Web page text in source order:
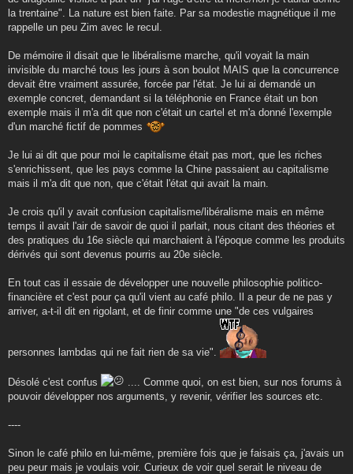
la trentaine". La nature est bien faite. Par sa modestie magnétique il me
rappelle un peu Zim avec le recul.
De mémoire il disait que le libéralisme marche, qu'il voyait la main
invisible du marché tous les jours à son boulot MAIS que la concurrence
devait être vraiment assurée, forcée par l'état. Je lui ai demandé un
exemple concret, demandant si la téléphonie en France était un bon
exemple mais il m'a dit que non c'était un cartel et m'a donné l'exemple
d'un marché fictif de pommes
Je lui ai dit que pour moi le capitalisme était pas mort, que les riches
s'enrichissent, que les pays comme la Chine passaient au capitalisme
mais il m'a dit que non, que c'était l'état qui avait la main.
Je crois qu'il y avait confusion capitalisme/libéralisme mais en même
temps il avait l'air de savoir de quoi il parlait, nous citant des théories et
des pratiques du 16e siècle qui marchaient à l'époque comme les produits
dérivés qui sont devenus pourris au 20e siècle.
En tout cas il essaie de développer une nouvelle philosophie politico-
financière et c'est pour ça qu'il vient au café philo. Il a peur de ne pas y
arriver, a-t-il dit en rigolant, et de finir comme une "de ces vulgaires
personnes lambdas qui ne fait rien de sa vie".
Désolé c'est confus
.... Comme quoi, on est bien, sur nos forums à
pouvoir développer nos arguments, y revenir, vérifier les sources etc.
----
Sinon le café philo en lui-même, première fois que je faisais ça, j'avais un
peu peur mais je voulais voir. Curieux de voir quel serait le niveau de